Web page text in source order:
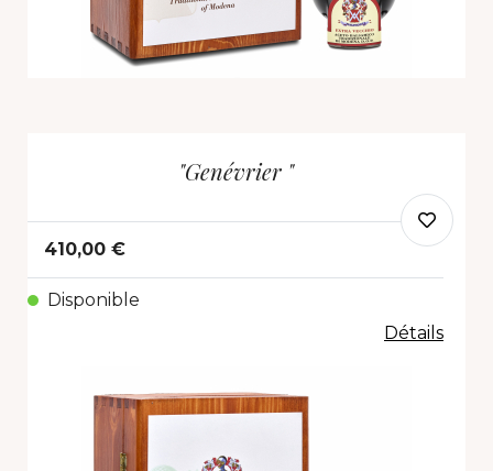
"Genévrier "
410,00 €
Disponible
Détails